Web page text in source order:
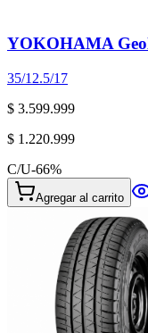
YOKOHAMA
35/12.5/17
$ 3.599.999
$ 1.220.999
C/U-66%
Agregar al carrito